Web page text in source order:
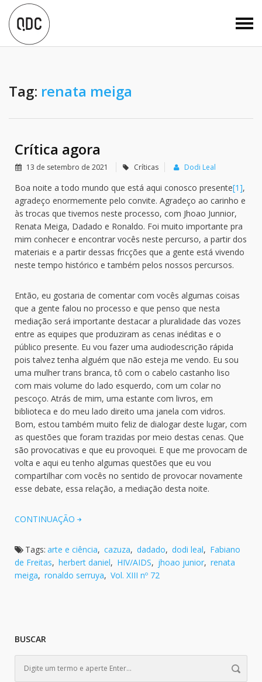
Tag: renata meiga
Crítica agora
13 de setembro de 2021 Críticas Dodi Leal
Boa noite a todo mundo que está aqui conosco presente[1],
agradeço enormemente pelo convite. Agradeço ao carinho e
às trocas que tivemos neste processo, com Jhoao Junnior,
Renata Meiga, Dadado e Ronaldo. Foi muito importante pra
mim conhecer e encontrar vocês neste percurso, a partir dos
materiais e a partir dessas fricções que a gente está vivendo
neste tempo histórico e também pelos nossos percursos.
Então, eu gostaria de comentar com vocês algumas coisas
que a gente falou no processo e que penso que nesta
mediação será importante destacar a pluralidade das vozes
entre as equipes que produziram as cenas inéditas e o
público presente. Eu vou fazer uma audiodescrição rápida
pois talvez tenha alguém que não esteja me vendo. Eu sou
uma mulher trans branca, tô com o cabelo castanho liso
com mais volume do lado esquerdo, com um colar no
pescoço. Atrás de mim, uma estante com livros, em
biblioteca e do meu lado direito uma janela com vidros.
Bom, estou também muito feliz de dialogar deste lugar, com
as questões que foram trazidas por meio destas cenas. Que
são provocativas e que eu provoquei. E que me provocam de
volta e aqui eu tenho algumas questões que eu vou
compartilhar com vocês no sentido de provocar novamente
esse debate, essa relação, a mediação desta noite.
CONTINUAÇÃO
Tags: arte e ciência, cazuza, dadado, dodi leal, Fabiano
de Freitas, herbert daniel, HIV/AIDS, jhoao junior, renata
meiga, ronaldo serruya, Vol. XIII nº 72
BUSCAR